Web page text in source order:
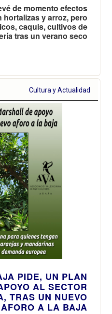
de momento efectos
hortalizas y arroz, pero
caquis, cultivos de
tras un verano seco
Cultura y Actualidad
PIDE, UN PLAN
AL SECTOR
TRAS UN NUEVO
AFORO A LA BAJA